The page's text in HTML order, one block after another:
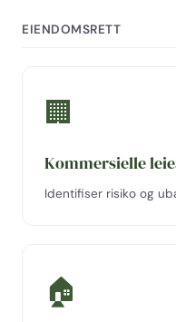
EIENDOMSRETT
🏢
Kommersielle
Identifiser risiko og
🏠